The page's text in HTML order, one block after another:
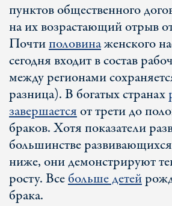
пунктов общественного
на их возрастающий отрыв
Почтиполовинаженского
сегодня входит в состав
между регионами
разница). В богатых странах
завершаетсяот трети до
браков. Хотя показатели
большинстве развивающихся
ниже, они демонстрируют
росту. Всебольше детей
брака.